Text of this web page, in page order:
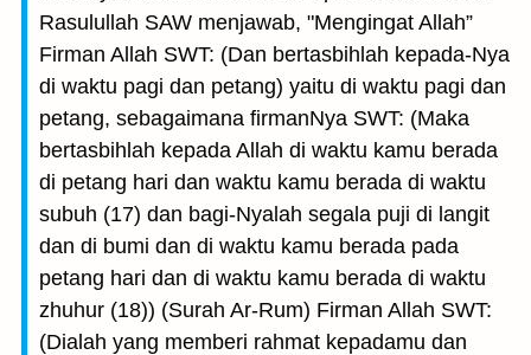
Rasulullah SAW menjawab, "Mengingat Allah”
Firman Allah SWT: (Dan bertasbihlah kepada-Nya
di waktu pagi dan petang) yaitu di waktu pagi dan
petang, sebagaimana firmanNya SWT: (Maka
bertasbihlah kepada Allah di waktu kamu berada
di petang hari dan waktu kamu berada di waktu
subuh (17) dan bagi-Nyalah segala puji di langit
dan di bumi dan di waktu kamu berada pada
petang hari dan di waktu kamu berada di waktu
zhuhur (18)) (Surah Ar-Rum) Firman Allah SWT:
(Dialah yang memberi rahmat kepadamu dan